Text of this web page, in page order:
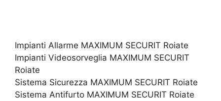
Impianti Allarme MAXIMUM SECURIT Roiate
Impianti Videosorveglia MAXIMUM SECURIT
Roiate
Sistema Sicurezza MAXIMUM SECURIT Roiate
Sistema Antifurto MAXIMUM SECURIT Roiate